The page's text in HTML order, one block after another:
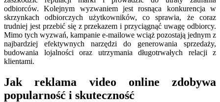
odbiorców. Kolejnym wyzwaniem jest rosnąca konkurencja w
skrzynkach odbiorczych użytkowników, co sprawia, że coraz
trudniej jest przebić się z przekazem i przyciągnąć uwagę odbiorcy.
Mimo tych wyzwań, kampanie e-mailowe wciąż pozostają jednym z
najbardziej efektywnych narzędzi do generowania sprzedaży,
budowania lojalności oraz utrzymania długotrwałych relacji z
klientami.
Jak reklama video online zdobywa
popularność i skuteczność